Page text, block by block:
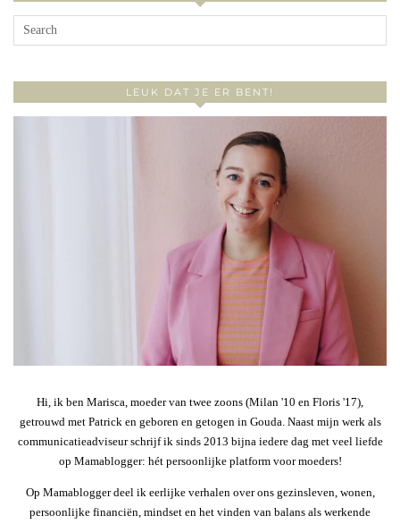
LEUK DAT JE ER BENT!
Hi, ik ben Marisca, moeder van twee zoons (Milan '10 en Floris '17),
getrouwd met Patrick en geboren en getogen in Gouda. Naast mijn werk als
communicatieadviseur schrijf ik sinds 2013 bijna iedere dag met veel liefde
op Mamablogger: hét persoonlijke platform voor moeders!
Op Mamablogger deel ik eerlijke verhalen over ons gezinsleven, wonen,
persoonlijke financiën, mindset en het vinden van balans als werkende